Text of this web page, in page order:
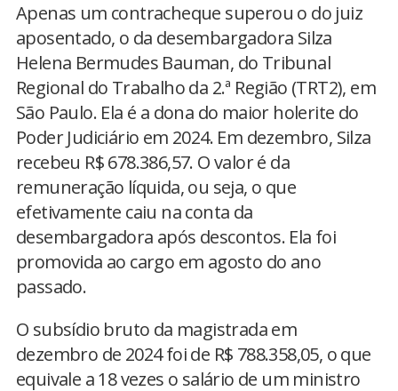
Apenas um contracheque superou o do juiz
aposentado, o da desembargadora Silza
Helena Bermudes Bauman, do Tribunal
Regional do Trabalho da 2.ª Região (TRT2), em
São Paulo. Ela é a dona do maior holerite do
Poder Judiciário em 2024. Em dezembro, Silza
recebeu R$ 678.386,57. O valor é da
remuneração líquida, ou seja, o que
efetivamente caiu na conta da
desembargadora após descontos. Ela foi
promovida ao cargo em agosto do ano
passado.
O subsídio bruto da magistrada em
dezembro de 2024 foi de R$ 788.358,05, o que
equivale a 18 vezes o salário de um ministro